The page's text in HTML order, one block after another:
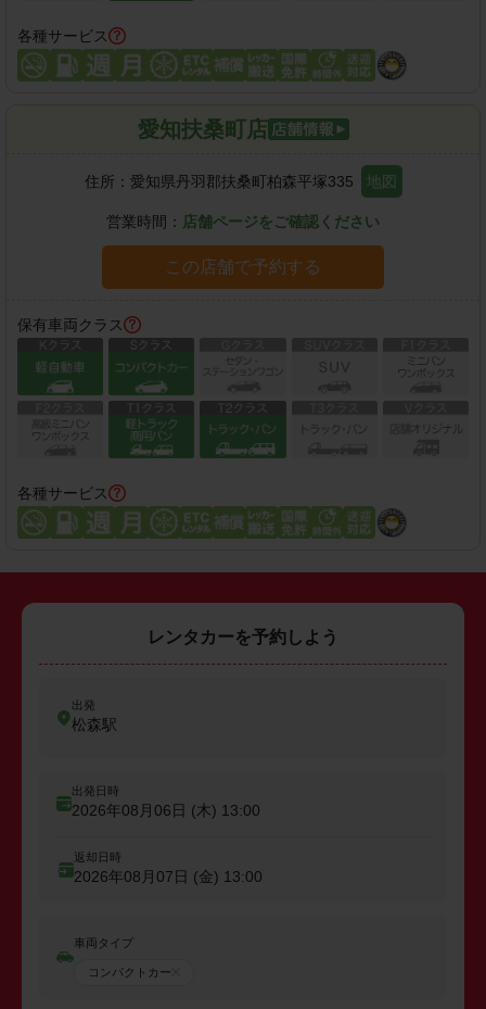
各種サービス
愛知扶桑町店
住所： 愛知県丹羽郡扶桑町柏森平塚335 地図
営業時間： 店舗ページをご確認ください
この店舗で予約する
保有車両クラス
各種サービス
レンタカーを予約しよう
出発
松森駅
出発日時
2026年08月06日 (木) 13:00
返却日時
2026年08月07日 (金) 13:00
車両タイプ
コンパクトカー